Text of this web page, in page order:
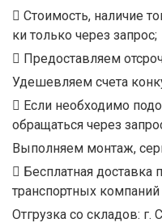
Стоимость, наличие
ки только через запрос;
Предоставляем
Удешевляем счета
Если необходимо
обращаться через
Выполняем монтаж,
Бесплатная доставка
транспортных компаний
Отгрузка со складов: г.